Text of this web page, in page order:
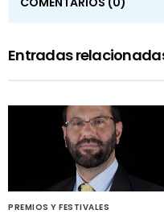
Entradas
PREMIOS Y FESTIVALES